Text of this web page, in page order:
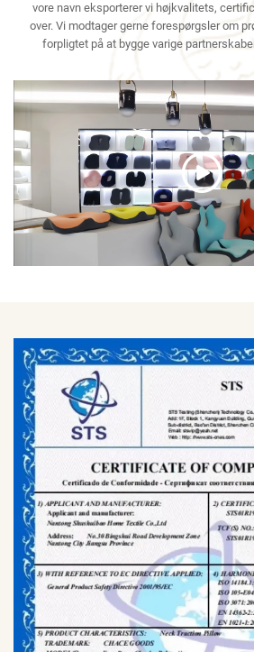
vore navn eksporterer vi højkvalitets,
over. Vi modtager gerne forespørgsler om
forpligtet på at bygge varige